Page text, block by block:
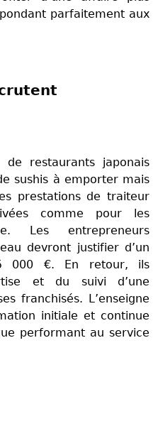
parfaitement aux
restaurants japonais
sushis à emporter mais
prestations de traiteur
comme pour les
Les entrepreneurs
devront justifier d’un
000 €. En retour, ils
et du suivi d’une
franchisés. L’enseigne
initiale et continue
performant au service